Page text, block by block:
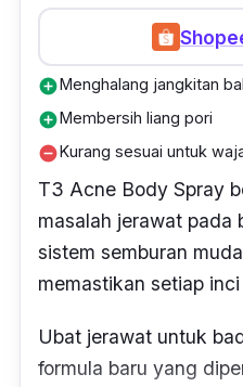
add_circleMenghalang jangkitan
add_circleMembersih liang pori
remove_circleKurang sesuai untuk
T3 Acne Body Spray
masalah jerawat pada
sistem semburan
memastikan setiap
Ubat jerawat untuk
formula baru yang